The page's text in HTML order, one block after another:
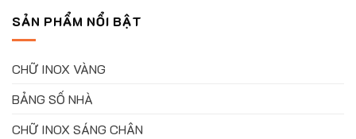
SẢN PHẨM NỔI BẬT
CHỮ INOX VÀNG
BẢNG SỐ NHÀ
CHỮ INOX SÁNG CHÂN